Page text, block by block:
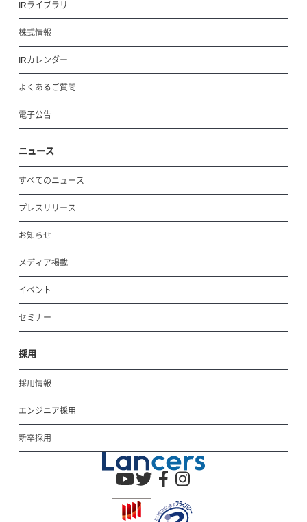
IRライブラリ
株式情報
IRカレンダー
よくあるご質問
電子公告
ニュース
すべてのニュース
プレスリリース
お知らせ
メディア掲載
イベント
セミナー
採用
採用情報
エンジニア採用
新卒採用